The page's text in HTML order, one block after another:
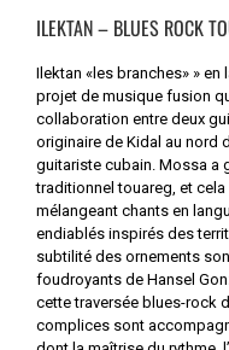
ILEKTAN – BLUES ROCK
Ilektan «les branches» »
projet de musique fusion
collaboration entre deux
originaire de Kidal au nord
guitariste cubain. Mossa a
traditionnel touareg, et
mélangeant chants en
endiablés inspirés des
subtilité des ornements
foudroyants de Hansel
cette traversée blues-rock
complices sont